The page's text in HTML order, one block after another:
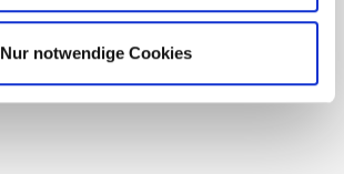
Nur notwendige Cookies